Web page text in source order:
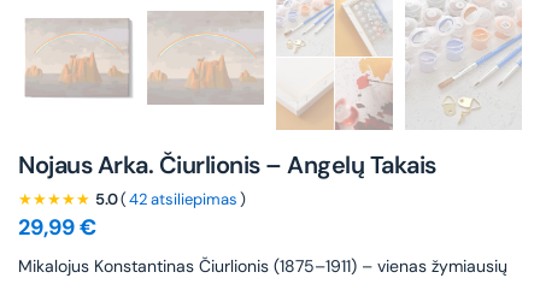
Nojaus Arka. Čiurlionis – Angelų Takais
★★★★★ 5.0(42 atsiliepimas)
29,99€
Mikalojus Konstantinas Čiurlionis (1875–1911) – vienas žymiausių